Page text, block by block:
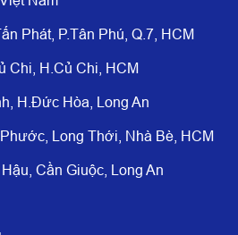
Phát, P.Tân Phú, Q.7, HCM
Chi, H.Củ Chi, HCM
H.Đức Hòa, Long An
Long Thới, Nhà Bè, HCM
Cần Giuộc, Long An